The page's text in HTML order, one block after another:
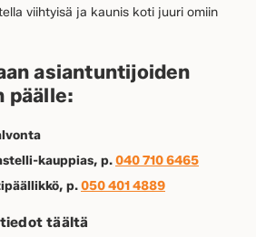
viihtyisä ja kaunis koti juuri omiin
asiantuntijoiden
päälle:
kauppias, p.040 710 6465
p.050 401 4889
täältä